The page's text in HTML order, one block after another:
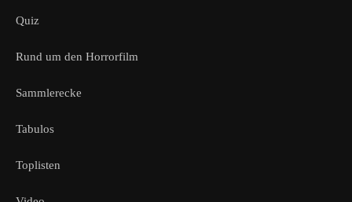
Quiz
Rund um den Horrorfilm
Sammlerecke
Tabulos
Toplisten